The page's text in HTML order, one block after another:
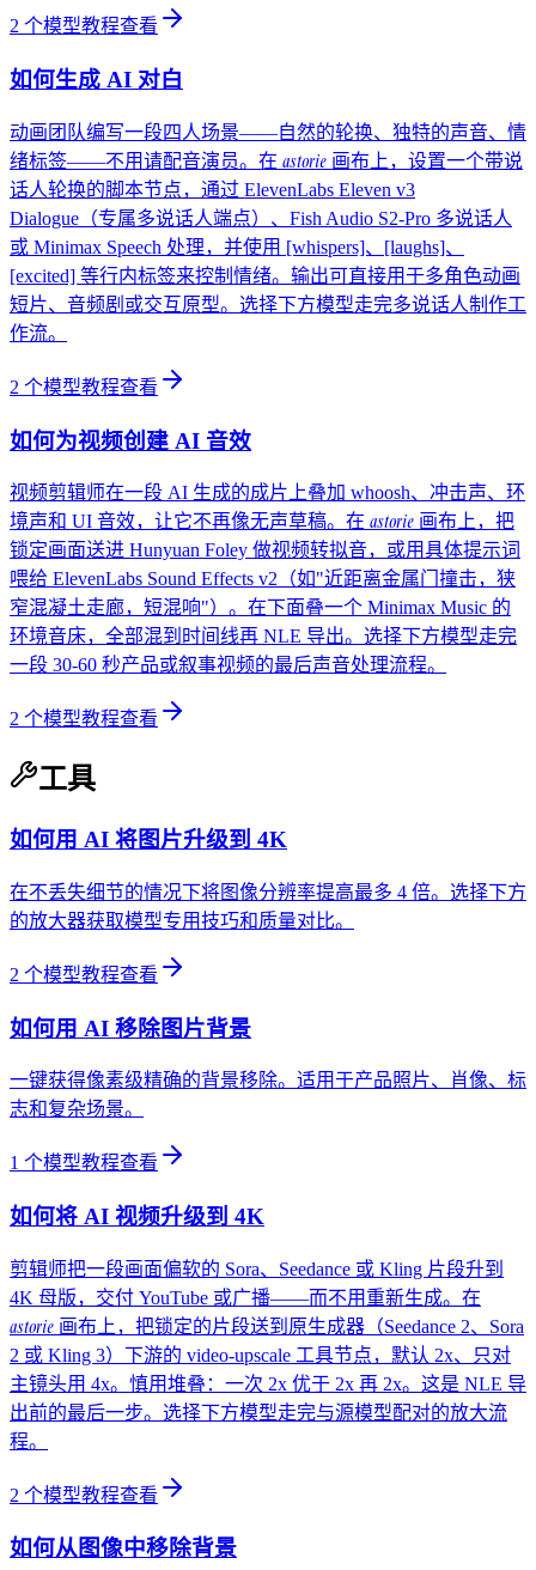
2 个模型教程查看
如何生成 AI 对白
动画团队编写一段四人场景——自然的轮换、独特的声音、情
绪标签——不用请配音演员。在 astorie 画布上，设置一个带说
话人轮换的脚本节点，通过 ElevenLabs Eleven v3
Dialogue（专属多说话人端点）、Fish Audio S2-Pro 多说话人
或 Minimax Speech 处理，并使用 [whispers]、[laughs]、
[excited] 等行内标签来控制情绪。输出可直接用于多角色动画
短片、音频剧或交互原型。选择下方模型走完多说话人制作工
作流。
2 个模型教程查看
如何为视频创建 AI 音效
视频剪辑师在一段 AI 生成的成片上叠加 whoosh、冲击声、环
境声和 UI 音效，让它不再像无声草稿。在 astorie 画布上，把
锁定画面送进 Hunyuan Foley 做视频转拟音，或用具体提示词
喂给 ElevenLabs Sound Effects v2（如"近距离金属门撞击，狭
窄混凝土走廊，短混响"）。在下面叠一个 Minimax Music 的
环境音床，全部混到时间线再 NLE 导出。选择下方模型走完
一段 30-60 秒产品或叙事视频的最后声音处理流程。
2 个模型教程查看
工具
如何用 AI 将图片升级到 4K
在不丢失细节的情况下将图像分辨率提高最多 4 倍。选择下方
的放大器获取模型专用技巧和质量对比。
2 个模型教程查看
如何用 AI 移除图片背景
一键获得像素级精确的背景移除。适用于产品照片、肖像、标
志和复杂场景。
1 个模型教程查看
如何将 AI 视频升级到 4K
剪辑师把一段画面偏软的 Sora、Seedance 或 Kling 片段升到
4K 母版，交付 YouTube 或广播——而不用重新生成。在
astorie 画布上，把锁定的片段送到原生成器（Seedance 2、Sora
2 或 Kling 3）下游的 video-upscale 工具节点，默认 2x、只对
主镜头用 4x。慎用堆叠：一次 2x 优于 2x 再 2x。这是 NLE 导
出前的最后一步。选择下方模型走完与源模型配对的放大流
程。
2 个模型教程查看
如何从图像中移除背景